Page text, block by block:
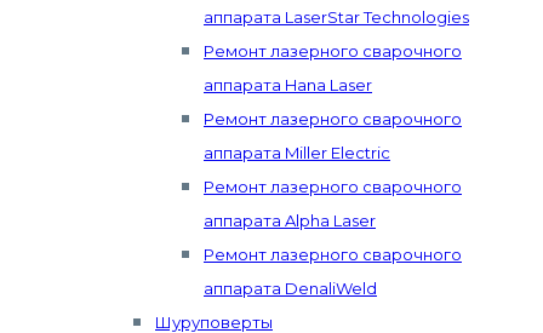
аппарата LaserStar Technologies
Ремонт лазерного сварочного
аппарата Hana Laser
Ремонт лазерного сварочного
аппарата Miller Electric
Ремонт лазерного сварочного
аппарата Alpha Laser
Ремонт лазерного сварочного
аппарата DenaliWeld
Шуруповерты